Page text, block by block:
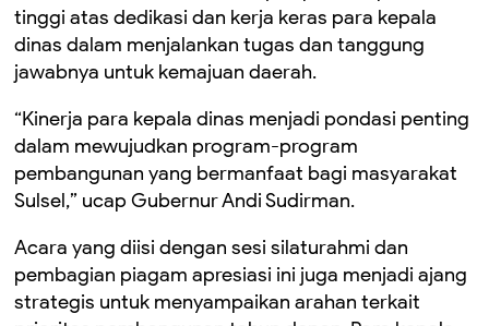
tinggi atas dedikasi dan kerja keras para kepala
dinas dalam menjalankan tugas dan tanggung
jawabnya untuk kemajuan daerah.
“Kinerja para kepala dinas menjadi pondasi penting
dalam mewujudkan program-program
pembangunan yang bermanfaat bagi masyarakat
Sulsel,” ucap Gubernur Andi Sudirman.
Acara yang diisi dengan sesi silaturahmi dan
pembagian piagam apresiasi ini juga menjadi ajang
strategis untuk menyampaikan arahan terkait